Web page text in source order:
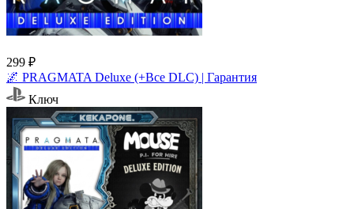
299 ₽
🌌 PRAGMATA Deluxe (+Все DLC) | Гарантия
Ключ